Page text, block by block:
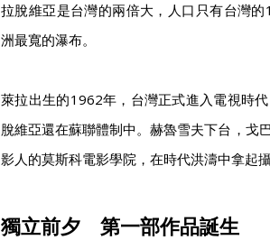
拉脫維亞是台灣的兩倍大，人口只有台灣
洲最寬的瀑布。
萊拉出生的1962年，台灣正式進入電視時
脫維亞還在蘇聯體制中。赫魯雪夫下台，戈
影人的莫斯科電影學院，在時代洪濤中拿起攝
獨立前夕 第一部作品誕生